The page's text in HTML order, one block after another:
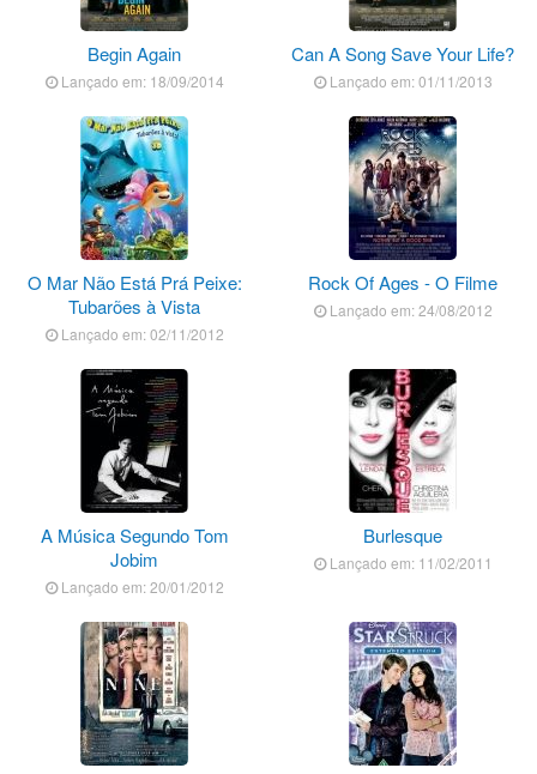
Begin Again
Lançado em: 18/09/2014
Can A Song Save Your Life?
Lançado em: 01/11/2013
O Mar Não Está Prá Peixe:
Tubarões à Vista
Lançado em: 02/11/2012
Rock Of Ages - O Filme
Lançado em: 24/08/2012
A Música Segundo Tom
Jobim
Lançado em: 20/01/2012
Burlesque
Lançado em: 11/02/2011